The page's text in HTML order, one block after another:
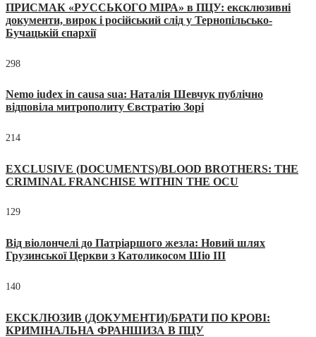
ПРИСМАК «РУССЬКОГО МІРА» в ПЦУ: ексклюзивні
документи, вирок і російський слід у Тернопільсько-
Бучацькій єпархії
298
Nemo iudex in causa sua: Наталія Шевчук публічно
відповіла митрополиту Євстратію Зорі
214
EXCLUSIVE (DOCUMENTS)/BLOOD BROTHERS: THE
CRIMINAL FRANCHISE WITHIN THE OCU
129
Від віолончелі до Патріаршого жезла: Новий шлях
Грузинської Церкви з Католикосом Шіо III
140
ЕКСКЛЮЗИВ (ДОКУМЕНТИ)/БРАТИ ПО КРОВІ:
КРИМІНАЛЬНА ФРАНШИЗА В ПЦУ